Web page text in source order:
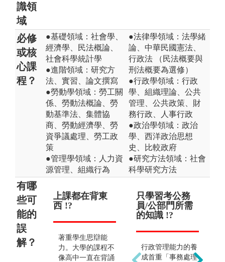
識領
域
必修
或核
心課
程？
●基礎領域：社會學、
經濟學、民法概論、
社會科學統計學
●進階領域：研究方
法、實習、論文撰寫
●勞動學領域：勞工關
係、勞動法概論、勞
動基準法、集體協
商、勞動經濟學、勞
資爭議處理、勞工政
策
●管理學領域：人力資
源管理、組織行為
●法律學領域：法學緒
論、中華民國憲法、
行政法 （民法概要與
刑法概要為選修）
●行政學領域：行政
學、組織理論、公共
管理、公共政策、財
務行政、人事行政
●政治學領域：政治
學、西洋政治思想
史、比較政府
●研究方法領域：社會
科學研究方法
有哪
些可
能的
誤
解？
上課都在背東
西 !?
著重學生思辯能
力。大學的課程不
像高中一直在背誦
變成勞工運動
者 !?
人的學科，所以可
以暸解社會變遷中
只學習考公務
員/公部門所需
的知識 !?
行政管理能力的養
成首重「事務處理